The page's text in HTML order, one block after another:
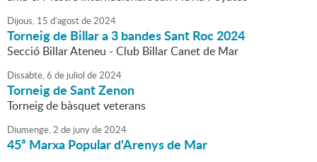
Dijous, 15 d'agostde2024
Torneig de Billar a 3 bandes Sant Roc 2024
Secció Billar Ateneu - Club Billar Canet de Mar
Dissabte,6 de juliol de2024
Torneig de Sant Zenon
Torneig de bàsquet veterans
Diumenge,2 de junyde2024
45ª Marxa Popular d'Arenys de Mar